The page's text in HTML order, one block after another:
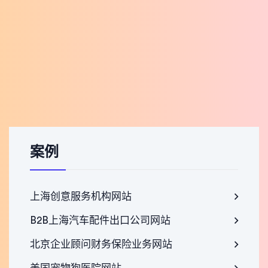
案例
上海创意服务机构网站
B2B上海汽车配件出口公司网站
北京企业顾问财务保险业务网站